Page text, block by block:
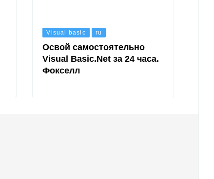
Visual basic ru
Освой самостоятельно
Visual Basic.Net за 24 часа.
Фокселл